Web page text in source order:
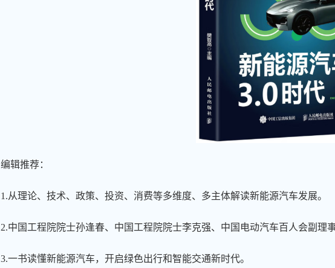
编辑推荐：
1.从理论、技术、政策、投资、消费等多维度、多主体解读新能源汽车发展。
2.中国工程院院士孙逢春、中国工程院院士李克强、中国电动汽车百人会副理
3.一书读懂新能源汽车，开启绿色出行和智能交通新时代。